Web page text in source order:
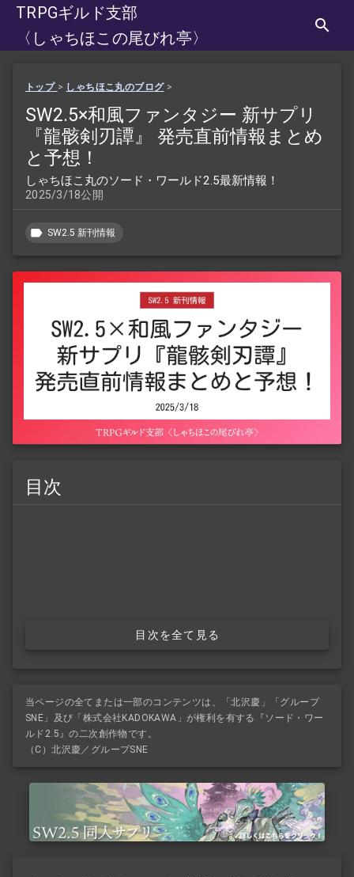
TRPGギルド支部
〈しゃちほこの尾びれ亭〉
トップ > しゃちほこ丸のブログ>
SW2.5×和風ファンタジー 新サプリ
『龍骸剣刃譚』 発売直前情報まとめ
と予想！
しゃちほこ丸のソード・ワールド2.5最新情報！
2025/3/18公開
SW2.5 新刊情報
目次
目次を全て見る
当ページの全てまたは一部のコンテンツは、「北沢慶」「グループ
SNE」及び「株式会社KADOKAWA」が権利を有する『ソード・ワー
ルド2.5』の二次創作物です。
（C）北沢慶／グループSNE